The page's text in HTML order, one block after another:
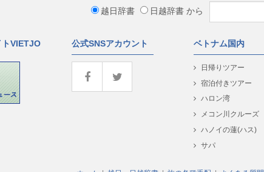
越日辞書 日越辞書 から
VIETJO 公式SNSアカウント ベトナム国内
日帰りツアー
宿泊付きツアー
ハロン湾
メコン川クルーズ
ハノイの蓮(ハス)
サパ